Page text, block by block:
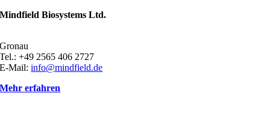
Mindfield Biosystems Ltd.
Gronau
Tel.: +49 2565 406 2727
E-Mail:info@mindfield.de
Mehr erfahren